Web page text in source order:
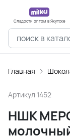
Сладости оптом в Якутске
Главная
Артикул 1452
НШК